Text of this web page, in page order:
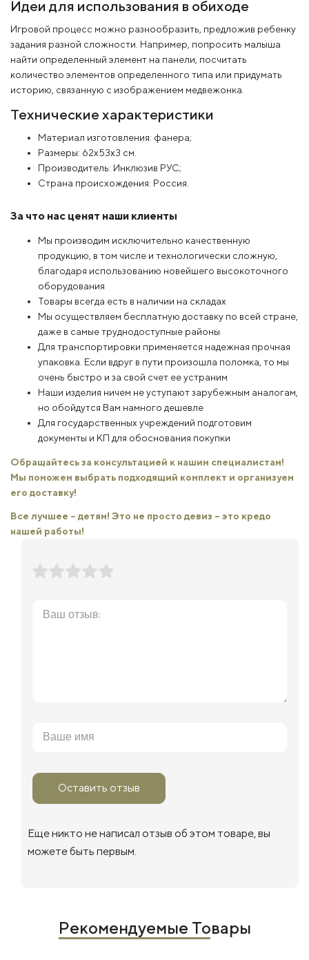
Идеи для использования в обиходе
Игровой процесс можно разнообразить, предложив ребенку
задания разной сложности. Например, попросить малыша
найти определенный элемент на панели, посчитать
количество элементов определенного типа или придумать
историю, связанную с изображением медвежонка.
Технические характеристики
Материал изготовления: фанера;
Размеры: 62x53x3 см.
Производитель: Инклюзив РУС;
Страна происхождения: Россия.
За что нас ценят наши клиенты
Мы производим исключительно качественную
продукцию, в том числе и технологически сложную,
благодаря использованию новейшего высокоточного
оборудования
Товары всегда есть в наличии на складах
Мы осуществляем бесплатную доставку по всей стране,
даже в самые труднодоступные районы
Для транспортировки применяется надежная прочная
упаковка. Если вдруг в пути произошла поломка, то мы
очень быстро и за свой счет ее устраним
Наши изделия ничем не уступают зарубежным аналогам,
но обойдутся Вам намного дешевле
Для государственных учреждений подготовим
документы и КП для обоснования покупки
Обращайтесь за консультацией к нашим специалистам!
Мы поможем выбрать подходящий комплект и организуем
его доставку!
Все лучшее – детям! Это не просто девиз – это кредо
нашей работы!
Оставить отзыв
Еще никто не написал отзыв об этом товаре, вы
можете быть первым.
Рекомендуемые Товары